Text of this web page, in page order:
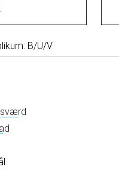
B/U/V